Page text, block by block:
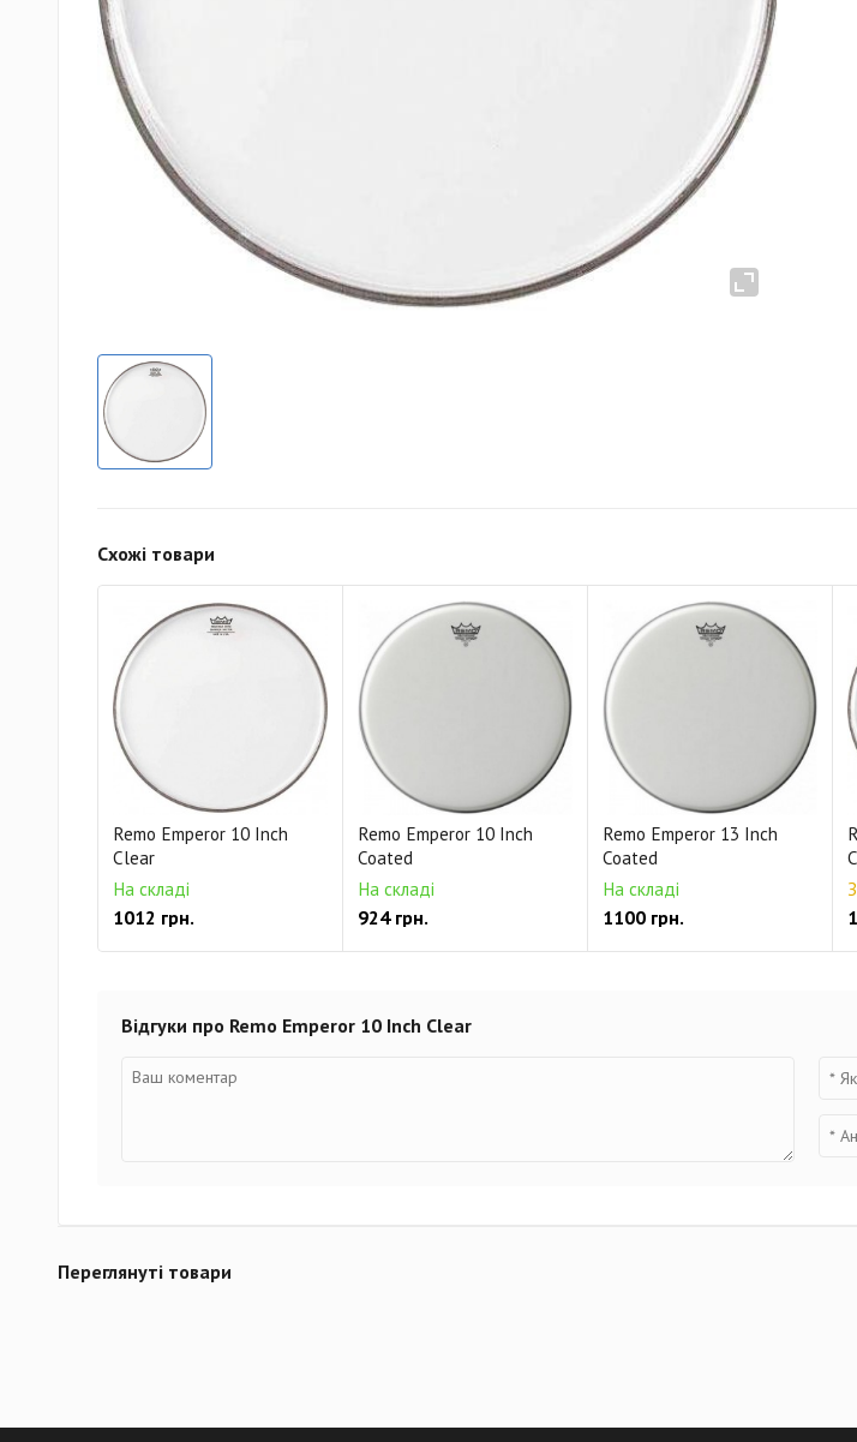
Схожі товари
Remo Emperor 10 Inch
Clear
На складі
1012 грн.
Remo Emperor 10 Inch
Coated
На складі
924 грн.
Remo Emperor 13 Inch
Coated
На складі
1100 грн.
Відгуки про Remo Emperor 10 Inch Clear
Переглянуті товари